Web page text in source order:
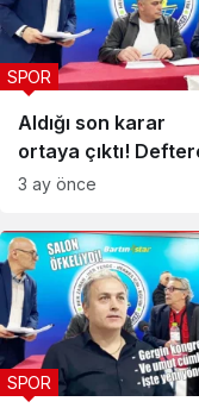
Aldığı son karar
ortaya çıktı!
yazmış
SPOR
3 ay önce
SPOR